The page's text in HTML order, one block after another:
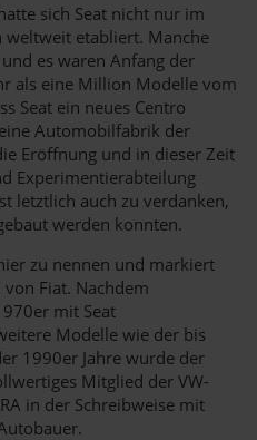
sich Seat nicht nur im
weltweit etabliert. Manche
es waren Anfang der
als eine Million Modelle vom
Seat ein neues Centro
Automobilfabrik der
Eröffnung und in dieser Zeit
Experimentierabteilung
letztlich auch zu verdanken,
werden konnten.
zu nennen und markiert
Fiat. Nachdem
mit Seat
Modelle wie der bis
1990er Jahre wurde der
Mitglied der VW-
in der Schreibweise mit